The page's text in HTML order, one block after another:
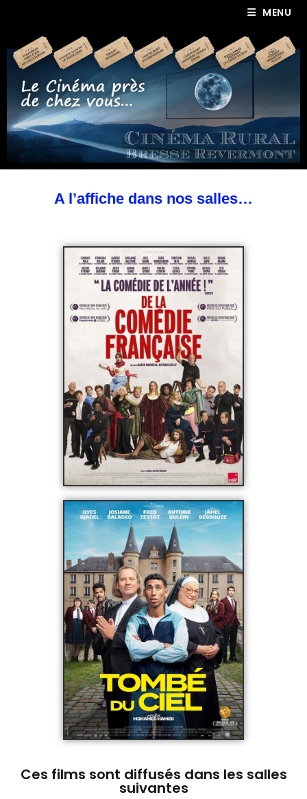
MENU
A l’affiche dans nos salles…
Ces films sont diffusés dans les salles
suivantes